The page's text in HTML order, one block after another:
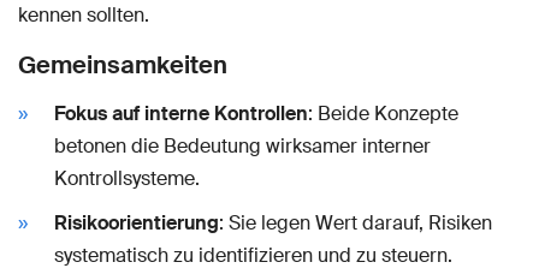
kennen sollten.
Gemeinsamkeiten
Fokus auf interne Kontrollen: Beide Konzepte
betonen die Bedeutung wirksamer interner
Kontrollsysteme.
Risikoorientierung: Sie legen Wert darauf, Risiken
systematisch zu identifizieren und zu steuern.